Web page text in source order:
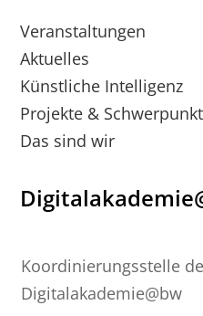
Veranstaltungen
Aktuelles
Künstliche Intelligenz
Projekte &
Das sind wir
Koordinierungsstelle
Digitalakademie@bw